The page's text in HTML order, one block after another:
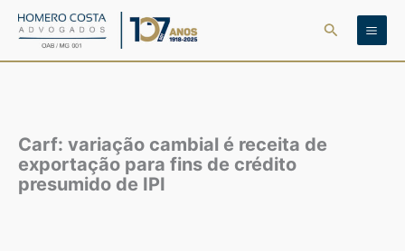
para
Pesquisar
Carf: variação cambial é receita de
exportação para fins de crédito
presumido de IPI